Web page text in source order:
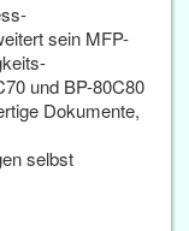
sein MFP-
und BP-80C80
Dokumente,
selbst